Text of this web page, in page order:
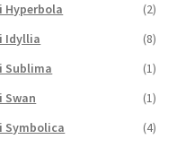
Hyperbola
(2)
Idyllia
(8)
Sublima
(1)
Swan
(1)
Symbolica
(4)